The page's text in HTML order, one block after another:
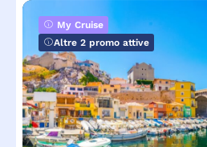
My Cruise
Altre 2 promo attive